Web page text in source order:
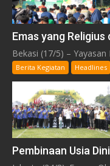
Emas yang
Bekasi (17/5) –
Berita Kegiatan Headlines
Pembinaan Usia Dini